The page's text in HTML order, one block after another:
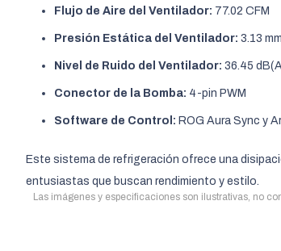
Flujo de Aire del Ventilador: 77.02 CFM
Presión Estática del Ventilador: 3.13
Nivel de Ruido del Ventilador: 36.45
Conector de la Bomba: 4-pin PWM
Software de Control: ROG Aura Sync y
Este sistema de refrigeración ofrece una
entusiastas que buscan rendimiento y estilo.
Las imágenes y especificaciones son ilustrativas, no